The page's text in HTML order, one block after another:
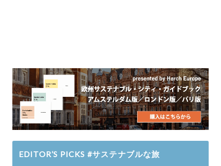
EDITOR’S PICKS #サステナブルな旅